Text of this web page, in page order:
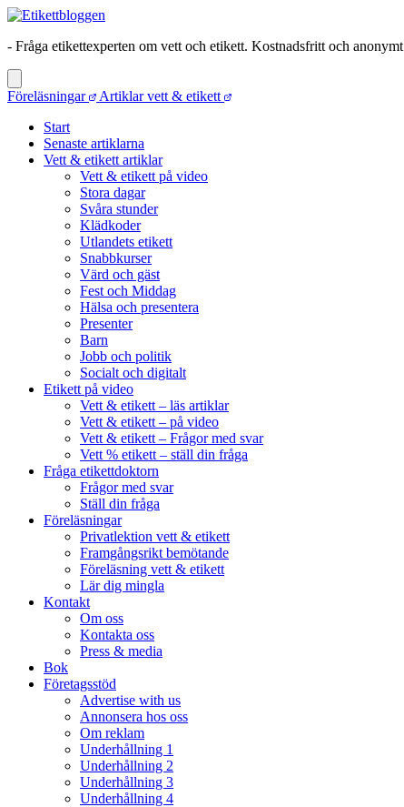
- Fråga etikettexperten om vett och etikett. Kostnadsfritt och anonymt
Föreläsningar
Artiklar vett & etikett
Start
Senaste artiklarna
Vett & etikett artiklar
Vett & etikett på video
Stora dagar
Svåra stunder
Klädkoder
Utlandets etikett
Snabbkurser
Värd och gäst
Fest och Middag
Hälsa och presentera
Presenter
Barn
Jobb och politik
Socialt och digitalt
Etikett på video
Vett & etikett – läs artiklar
Vett & etikett – på video
Vett & etikett – Frågor med svar
Vett % etikett – ställ din fråga
Fråga etikettdoktorn
Frågor med svar
Ställ din fråga
Föreläsningar
Privatlektion vett & etikett
Framgångsrikt bemötande
Föreläsning vett & etikett
Lär dig mingla
Kontakt
Om oss
Kontakta oss
Press & media
Bok
Företagsstöd
Advertise with us
Annonsera hos oss
Om reklam
Underhållning 1
Underhållning 2
Underhållning 3
Underhållning 4